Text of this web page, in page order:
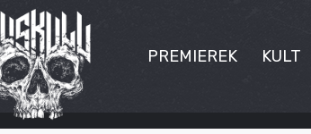
PREMIEREK KULT